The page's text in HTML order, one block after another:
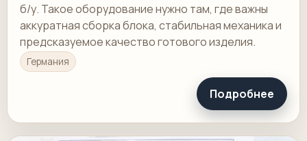
б/у. Такое оборудование нужно там, где важны
аккуратная сборка блока, стабильная механика и
предсказуемое качество готового изделия.
Германия
Подробнее